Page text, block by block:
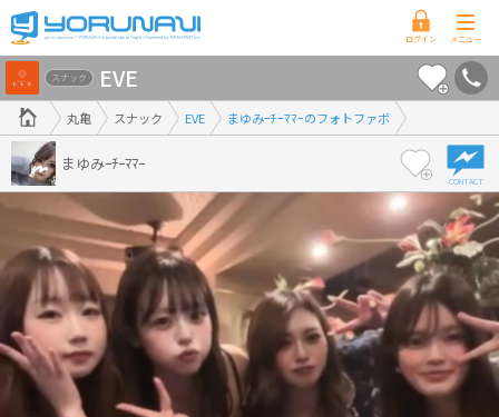
香
川
県
版
丸亀 スナック EVE まゆみｰﾁｰﾏﾏｰのフォトファボ
スナック EVE
まゆみｰﾁｰﾏﾏｰ